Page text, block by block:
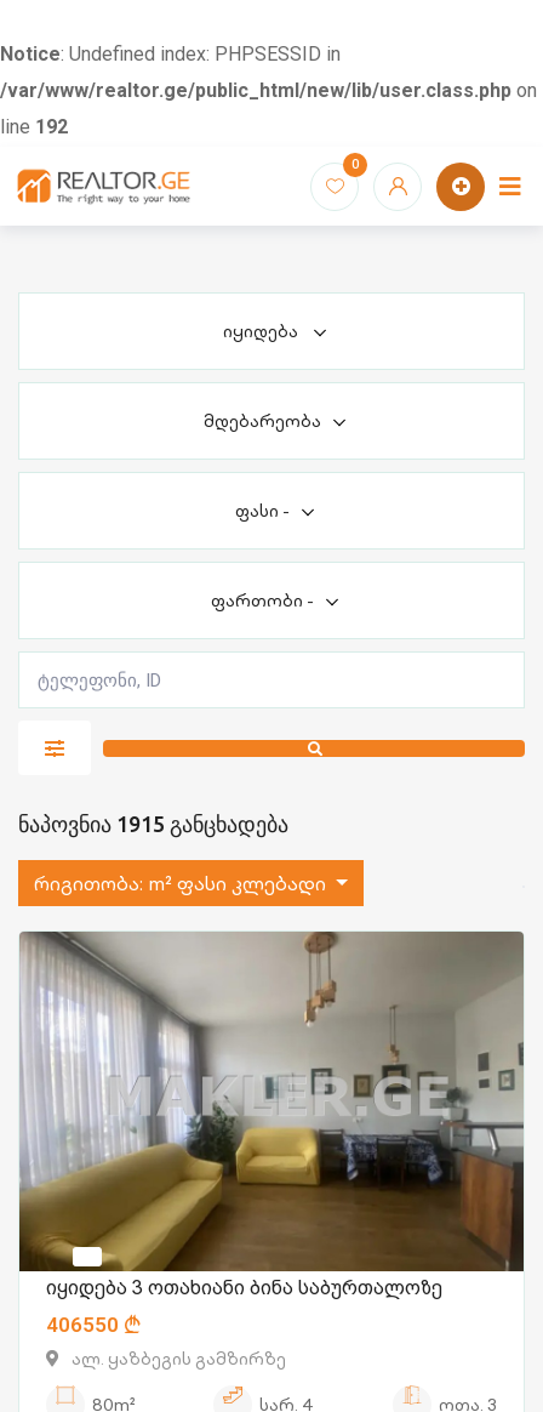
Notice: Undefined index: PHPSESSID in
/var/www/realtor.ge/public_html/new/lib/user.class.php on
line 192
0
იყიდება
მდებარეობა
ფასი -
ფართობი -
ნაპოვნია 1915 განცხადება
რიგითობა: m² ფასი კლებადი
იყიდება 3 ოთახიანი ბინა საბურთალოზე
406550
ალ. ყაზბეგის გამზირზე
80m²
სარ. 4 ოთა. 3